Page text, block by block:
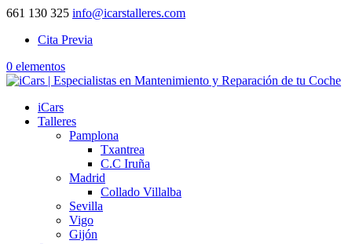
661 130 325 info@icarstalleres.com
Cita Previa
0 elementos
iCars
Talleres
Pamplona
Txantrea
C.C Iruña
Madrid
Collado Villalba
Sevilla
Vigo
Gijón